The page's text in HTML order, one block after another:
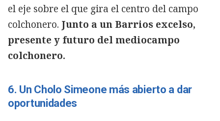
el eje sobre el que gira el centro del campo
colchonero. Junto a un Barrios excelso,
presente y futuro del mediocampo
colchonero.
6. Un Cholo Simeone más abierto a dar
oportunidades